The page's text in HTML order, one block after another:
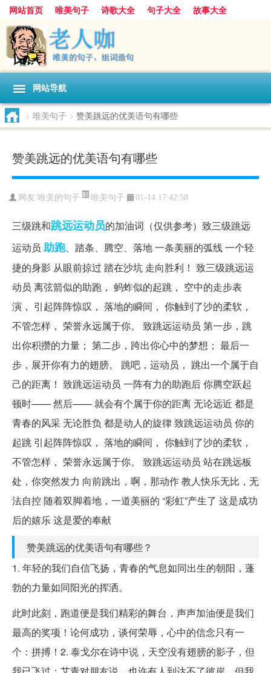
网站首页 唯美句子 诗歌大全 句子大全
故事大全
人生感悟
其他美文 美文欣赏
感人故事
句子分类
网站导航
> 唯美句子 > 赞美跳远的优美语句有哪些
赞美跳远的优美语句有哪些
网友: 唯美的句子 唯美句子 01-14 17:42:58
三级跳和跳远运动员的加油词（仅供参考）致三级跳远
运动员 助跑、踏条、腾空、落地 一条美丽的弧线 一个轻
捷的身影 从眼前掠过 踏在沙坑 走向胜利！ 致三级跳远运
动员 离弦箭似的助跑， 蚂蚱似的起跳， 空中的走步表
演， 引起阵阵惊叹， 落地的瞬间， 你触到了沙的柔软，
不管怎样， 荣誉永远属于你。 致跳远运动员 第一步，跳
出你积攒的力量； 第二步，跨出你心中的梦想； 最后一
步，展开你有力的翅膀。 跳吧，运动员， 跳出一个属于自
己的距离！ 致跳远运动员 一阵有力的助跑后 你腾空跃起
顿时—— 然后—— 就会有个属于你的距离 无论远近 都是
青春的风采 无论胜负 都是动人的旋律 致跳远运动员 你的
起跳 引起阵阵惊叹， 落地的瞬间， 你触到了沙的柔软，
不管怎样， 荣誉永远属于你。 致跳远运动员 站在跳远板
处，你突然发力 向前跳出，啊，那动作 教人快乐无比，无
法自控 随着双脚着地，一道美丽的 “彩虹”产生了 这是成功
后的嬉乐 这是爱的奉献
赞美跳远的优美语句有哪些？
1. 年轻的我们自信飞扬，青春的气息如同出生的朝阳，蓬
勃的力量如同阳光的挥洒。
此时此刻，跑道便是我们精彩的舞台，声声加油便是我们
最高的奖项！论何成功，谈何荣辱，心中的信念只有一
个：拼搏！2. 泰戈尔在诗中说，天空没有翅膀的影子，但